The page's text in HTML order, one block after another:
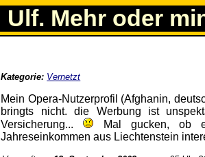
Ulf. Mehr oder
Kategorie: Vernetzt
Mein Opera-Nutzerprofil (Afghanin,
bringts nicht. die Werbung ist
Versicherung...
Mal gucken, ob
Jahreseinkommen aus Liechtenstein